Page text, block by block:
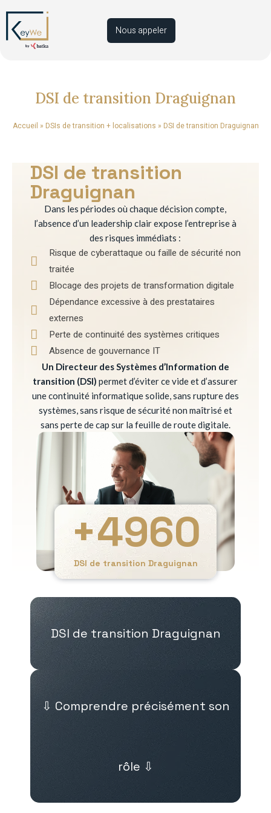
Nous appeler
DSI de transition Draguignan
Accueil » DSIs de transition + localisations » DSI de transition Draguignan
DSI de transition
Draguignan
Dans les périodes où chaque décision compte,
l’absence d’un leadership clair expose l’entreprise à
des risques immédiats :
Risque de cyberattaque ou faille de sécurité non
traitée
Blocage des projets de transformation digitale
Dépendance excessive à des prestataires
externes
Perte de continuité des systèmes critiques
Absence de gouvernance IT
Un Directeur des Systèmes d’Information de
transition (DSI) permet d’éviter ce vide et d’assurer
une continuité informatique solide, sans rupture des
systèmes, sans risque de sécurité non maîtrisé et
sans perte de cap sur la feuille de route digitale.
DSI de transition Draguignan
+4960
DSI de transition Draguignan
⇩ Comprendre précisément son
rôle ⇩